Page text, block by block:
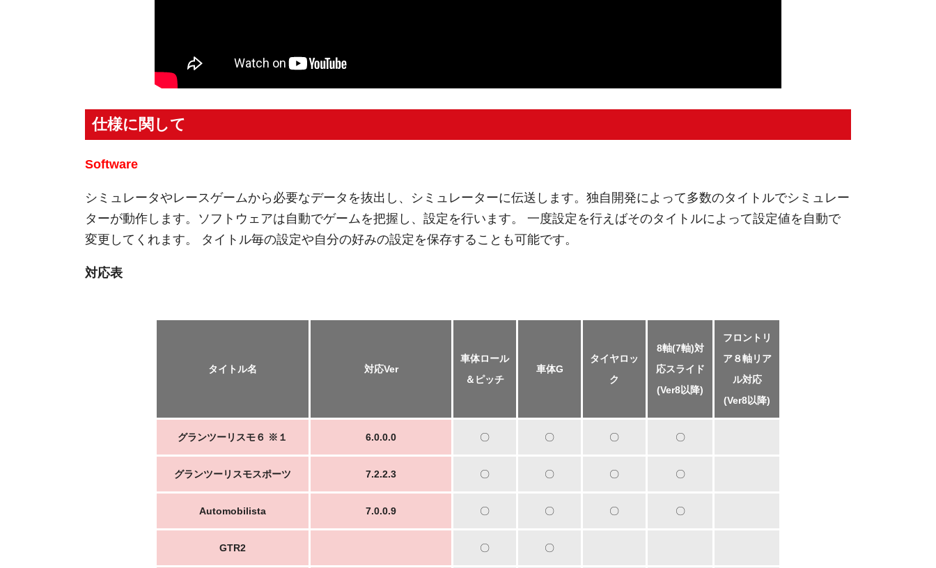
仕様に関して
Software
シミュレータやレースゲームから必要なデータを抜出し、シミュレーターに伝送します。独自開発によって多数のタイトルでシミュレー
ターが動作します。ソフトウェアは自動でゲームを把握し、設定を行います。 一度設定を行えばそのタイトルによって設定値を自動で
変更してくれます。 タイトル毎の設定や自分の好みの設定を保存することも可能です。
対応表
タイトル名 対応Ver
車体ロール
＆ピッチ
車体G
タイヤロッ
ク
8軸(7軸)対
応スライド
(Ver8以降)
フロントリ
ア８軸リア
ル対応
(Ver8以降)
グランツーリスモ６ ※１ 6.0.0.0 〇 〇 〇 〇
グランツーリスモスポーツ 7.2.2.3 〇 〇 〇 〇
Automobilista 7.0.0.9 〇 〇 〇 〇
GTR2 〇 〇